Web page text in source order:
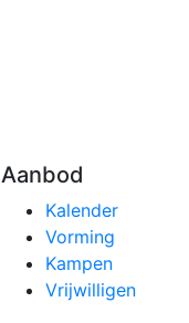
Aanbod
Kalender
Vorming
Kampen
Vrijwilligen